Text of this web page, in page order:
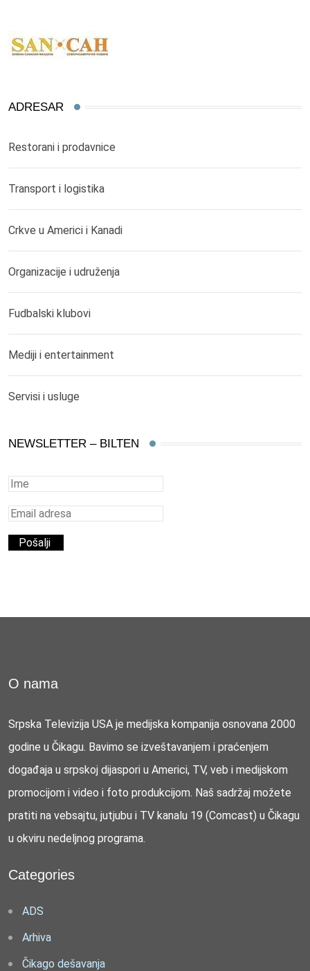
ADRESAR
Restorani i prodavnice
Transport i logistika
Crkve u Americi i Kanadi
Organizacije i udruženja
Fudbalski klubovi
Mediji i entertainment
Servisi i usluge
NEWSLETTER – BILTEN
O nama
Srpska Televizija USA je medijska kompanija osnovana 2000
godine u Čikagu. Bavimo se izveštavanjem i praćenjem
događaja u srpskoj dijaspori u Americi, TV, veb i medijskom
promocijom i video i foto produkcijom. Naš sadržaj možete
pratiti na vebsajtu, jutjubu i TV kanalu 19 (Comcast) u Čikagu
u okviru nedeljnog programa.
Categories
ADS
Arhiva
Čikago dešavanja